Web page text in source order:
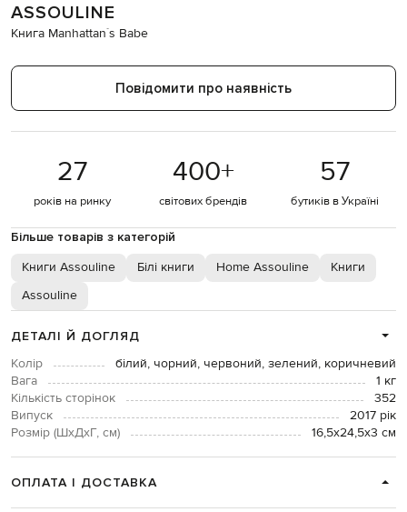
ASSOULINE
Книга Manhattan`s Babe
Повідомити про наявність
27
років на ринку
400+
світових брендів
57
бутиків в Україні
Більше товарів з категорій
Книги Assouline Білі книги Home Assouline
Книги
Assouline
ДЕТАЛІ Й ДОГЛЯД
Колір
білий, чорний, червоний, зелений, коричневий
Вага
1 кг
Кількість сторінок
352
Випуск
2017 рік
Розмір (ШхДхГ, см)
16,5х24,5х3 см
ОПЛАТА І ДОСТАВКА